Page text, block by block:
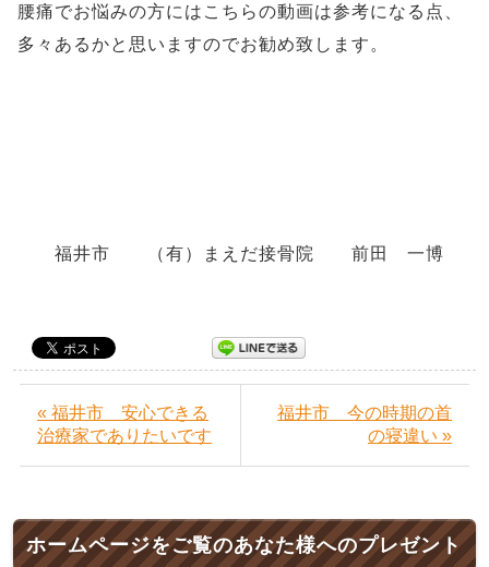
腰痛でお悩みの方にはこちらの動画は参考になる点、
多々あるかと思いますのでお勧め致します。
福井市 （有）まえだ接骨院 前田 一博
« 福井市 安心できる
治療家でありたいです
福井市 今の時期の首
の寝違い »
ホームページをご覧のあなた様へのプレゼント